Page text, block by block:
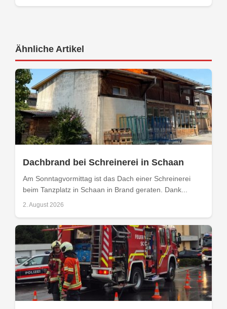
Ähnliche Artikel
Dachbrand bei Schreinerei in Schaan
Am Sonntagvormittag ist das Dach einer Schreinerei
beim Tanzplatz in Schaan in Brand geraten. Dank...
2. August 2026